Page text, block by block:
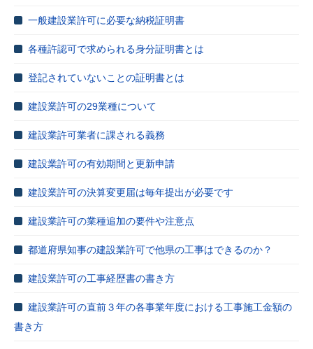
一般建設業許可に必要な納税証明書
各種許認可で求められる身分証明書とは
登記されていないことの証明書とは
建設業許可の29業種について
建設業許可業者に課される義務
建設業許可の有効期間と更新申請
建設業許可の決算変更届は毎年提出が必要です
建設業許可の業種追加の要件や注意点
都道府県知事の建設業許可で他県の工事はできるのか？
建設業許可の工事経歴書の書き方
建設業許可の直前３年の各事業年度における工事施工金額の
書き方